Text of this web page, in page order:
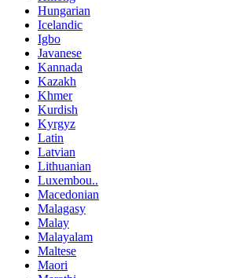
Hungarian
Icelandic
Igbo
Javanese
Kannada
Kazakh
Khmer
Kurdish
Kyrgyz
Latin
Latvian
Lithuanian
Luxembou..
Macedonian
Malagasy
Malay
Malayalam
Maltese
Maori